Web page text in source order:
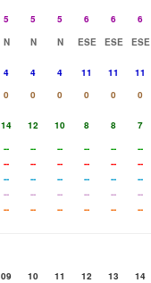
5 5 5 6 6 6
N N N ESE ESE ESE
4 4 4 11 11 11
0 0 0 0 0 0
14 12 10 8 8 7
-- -- -- -- -- --
-- -- -- -- -- --
-- -- -- -- -- --
-- -- -- -- -- --
-- -- -- -- -- --
09 10 11 12 13 14